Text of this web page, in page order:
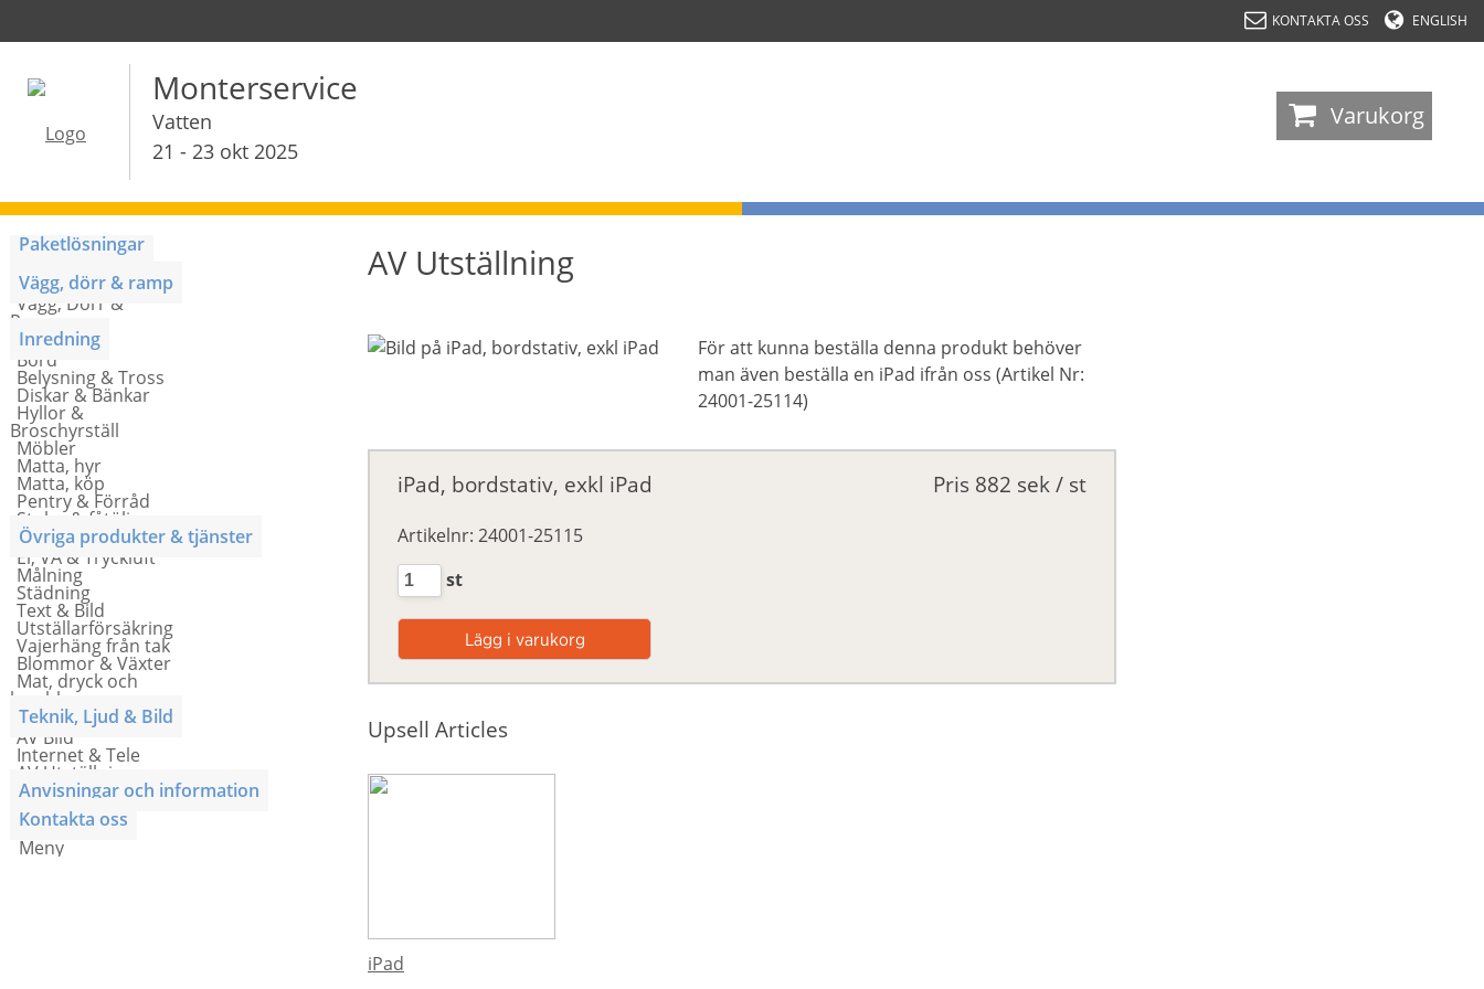
KONTAKTA OSS- ENGLISH
Varukorg
Monterservice
Vatten
21 - 23 okt 2025
Paketlösningar
Vägg, dörr & ramp
Vägg, Dörr &
Ramp
Inredning
Bord
Belysning & Tross
Diskar & Bänkar
Hyllor &
Broschyrställ
Möbler
Matta, hyr
Matta, köp
Pentry & Förråd
Stolar & fåtöljer
Övriga produkter & tjänster
El, VA & Tryckluft
Målning
Städning
Text & Bild
Utställarförsäkring
Vajerhäng från tak
Blommor & Växter
Mat, dryck och
lunchkuponger
Teknik, Ljud & Bild
AV Bild
Internet & Tele
AV Utställning
Anvisningar och information
Kontakta oss
Meny
AV Utställning
För att kunna beställa denna produkt behöver
man även beställa en iPad ifrån oss (Artikel Nr:
24001-25114)
Pris 882 sek / st
iPad, bordstativ, exkl iPad
Artikelnr: 24001-25115
st
Upsell Articles
iPad